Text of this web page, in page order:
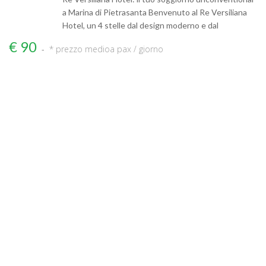
a Marina di Pietrasanta Benvenuto al Re Versiliana
Hotel, un 4 stelle dal design moderno e dal
€ 90 * prezzo medioa pax / giorno